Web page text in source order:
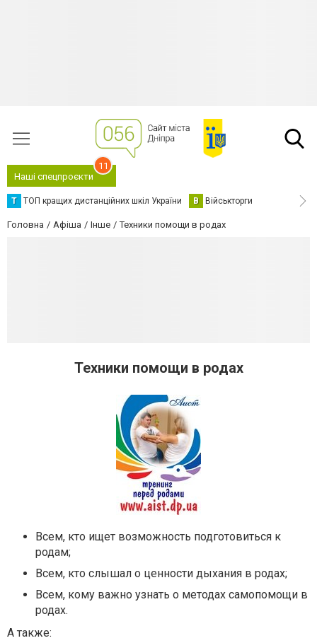
Наші спецпроєкти
11
Т ТОП кращих дистанційних шкіл України В Військторги
Головна Афіша Інше Техники помощи в родах
Техники помощи в родах
Всем, кто ищет возможность подготовиться к
родам;
Всем, кто слышал о ценности дыхания в родах;
Всем, кому важно узнать о методах самопомощи в
родах.
А также: